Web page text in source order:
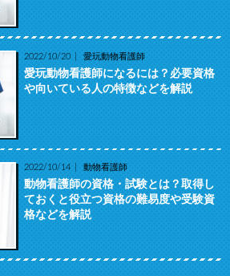
2022/10/20 愛玩動物看護師
愛玩動物看護師になるには？必要資格
や向いている人の特徴などを解説
2022/10/14 動物看護師
動物看護師の資格・試験とは？取得し
ておくと役立つ資格の難易度や受験資
格などを解説